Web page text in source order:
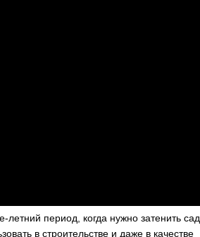
период, когда нужно затенить сад,
в строительстве и даже в качестве